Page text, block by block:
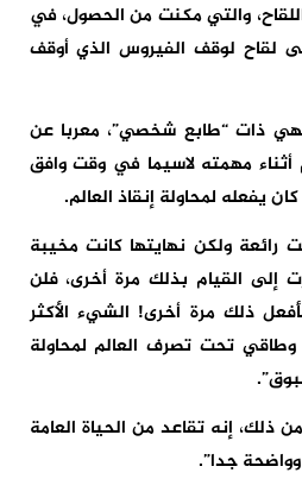
والتي مكنت من الحصول، في
لقاح لوقف الفيروس الذي أوقف
فهي ذات “طابع شخصي”، معربا عن
مهمته لاسيما في وقت وافق
يفعله لمحاولة إنقاذ العالم.
رائعة ولكن نهايتها كانت مخيبة
إلى القيام بذلك مرة أخرى، فلن
ذلك مرة أخرى! الشيء الأكثر
تحت تصرف العالم لمحاولة
ذلك، إنه تقاعد من الحياة العامة
جدا”.